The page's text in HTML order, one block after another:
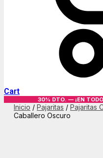
Cart
30% DTO. — ¡EN
Inicio / Pajaritas / Pajaritas
Caballero Oscuro